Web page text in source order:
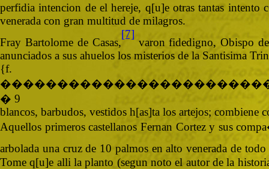
perfidia intencion de el hereje, q[u]e otras tantas
venerada con gran multitud de milagros.
Fray Bartolome de Casas,
[7]
varon fidedigno, Obispo
anunciados a sus ahuelos los misterios de la Santisima
� 9
blancos, barbudos, vestidos h[as]ta los artejos;
Aquellos primeros castellanos Fernan Cortez y sus
arbolada una cruz de 10 palmos en alto venerada de
Tome q[u]e alli la planto (segun noto el autor de la